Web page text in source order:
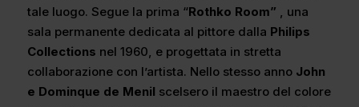
tale luogo. Segue la prima “Rothko Room” , una
sala permanente dedicata al pittore dalla Philips
Collections nel 1960, e progettata in stretta
collaborazione con l’artista. Nello stesso anno John
e Dominque de Menil scelsero il maestro del colore